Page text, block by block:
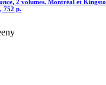
, 2 volumes. Montréal et
752 p.